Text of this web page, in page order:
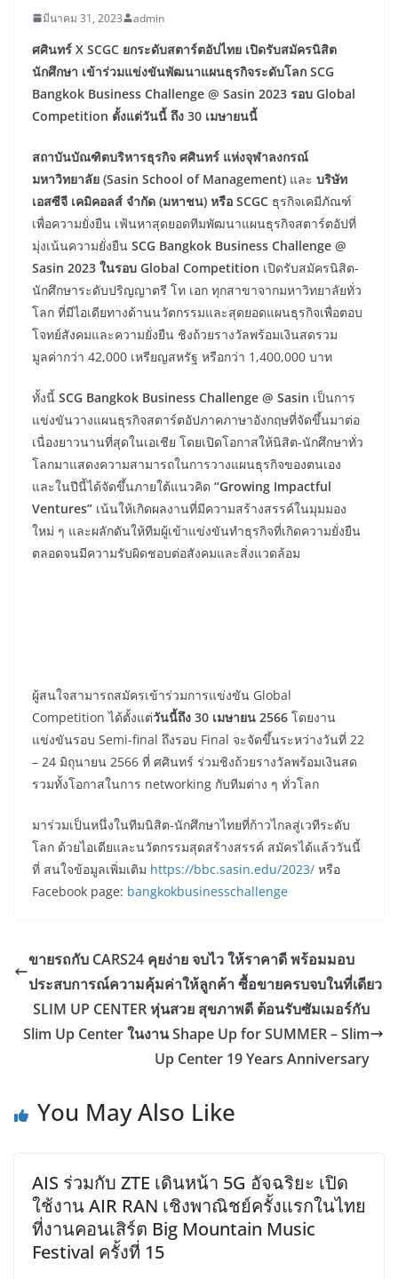
มีนาคม 31, 2023 admin
ศศินทร์ X SCGC ยกระดับสตาร์ตอัปไทย เปิดรับสมัครนิสิต
นักศึกษา เข้าร่วมแข่งขันพัฒนาแผนธุรกิจระดับโลก SCG
Bangkok Business Challenge @ Sasin 2023 รอบ Global
Competition ตั้งแต่วันนี้ ถึง 30 เมษายนนี้
สถาบันบัณฑิตบริหารธุรกิจ ศศินทร์ แห่งจุฬาลงกรณ์
มหาวิทยาลัย (Sasin School of Management) และ บริษัท
เอสซีจี เคมิคอลส์ จำกัด (มหาชน) หรือ SCGC ธุรกิจเคมีภัณฑ์
เพื่อความยั่งยืน เฟ้นหาสุดยอดทีมพัฒนาแผนธุรกิจสตาร์ตอัปที่
มุ่งเน้นความยั่งยืน SCG Bangkok Business Challenge @
Sasin 2023 ในรอบ Global Competition เปิดรับสมัครนิสิต-
นักศึกษาระดับปริญญาตรี โท เอก ทุกสาขาจากมหาวิทยาลัยทั่ว
โลก ที่มีไอเดียทางด้านนวัตกรรมและสุดยอดแผนธุรกิจเพื่อตอบ
โจทย์สังคมและความยั่งยืน ชิงถ้วยรางวัลพร้อมเงินสดรวม
มูลค่ากว่า 42,000 เหรียญสหรัฐ หรือกว่า 1,400,000 บาท
ทั้งนี้ SCG Bangkok Business Challenge @ Sasin เป็นการ
แข่งขันวางแผนธุรกิจสตาร์ตอัปภาคภาษาอังกฤษที่จัดขึ้นมาต่อ
เนื่องยาวนานที่สุดในเอเชีย โดยเปิดโอกาสให้นิสิต-นักศึกษาทั่ว
โลกมาแสดงความสามารถในการวางแผนธุรกิจของตนเอง
และในปีนี้ได้จัดขึ้นภายใต้แนวคิด “Growing Impactful
Ventures” เน้นให้เกิดผลงานที่มีความสร้างสรรค์ในมุมมอง
ใหม่ ๆ และผลักดันให้ทีมผู้เข้าแข่งขันทำธุรกิจที่เกิดความยั่งยืน
ตลอดจนมีความรับผิดชอบต่อสังคมและสิ่งแวดล้อม
ผู้สนใจสามารถสมัครเข้าร่วมการแข่งขัน Global
Competition ได้ตั้งแต่วันนี้ถึง 30 เมษายน 2566 โดยงาน
แข่งขันรอบ Semi-final ถึงรอบ Final จะจัดขึ้นระหว่างวันที่ 22
– 24 มิถุนายน 2566 ที่ ศศินทร์ ร่วมชิงถ้วยรางวัลพร้อมเงินสด
รวมทั้งโอกาสในการ networking กับทีมต่าง ๆ ทั่วโลก
มาร่วมเป็นหนึ่งในทีมนิสิต-นักศึกษาไทยที่ก้าวไกลสู่เวทีระดับ
โลก ด้วยไอเดียและนวัตกรรมสุดสร้างสรรค์ สมัครได้แล้ววันนี้
ที่ สนใจข้อมูลเพิ่มเติม https://bbc.sasin.edu/2023/ หรือ
Facebook page: bangkokbusinesschallenge
ขายรถกับ CARS24 คุยง่าย จบไว ให้ราคาดี พร้อมมอบ
ประสบการณ์ความคุ้มค่าให้ลูกค้า ซื้อขายครบจบในที่เดียว
SLIM UP CENTER หุ่นสวย สุขภาพดี ต้อนรับซัมเมอร์กับ
Slim Up Center ในงาน Shape Up for SUMMER – Slim
Up Center 19 Years Anniversary
You May Also Like
AIS ร่วมกับ ZTE เดินหน้า 5G อัจฉริยะ เปิด
ใช้งาน AIR RAN เชิงพาณิชย์ครั้งแรกในไทย
ที่งานคอนเสิร์ต Big Mountain Music
Festival ครั้งที่ 15